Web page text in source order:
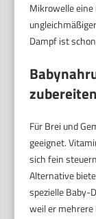
Mikrowelle
Dampf ist
zubereiten
Für Brei und
geeignet.
sich fein
Alternative
spezielle Baby-
weil er